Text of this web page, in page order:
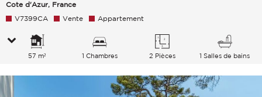
Cote d'Azur, France
V7399CA Vente Appartement
57 m² 1 Chambres 2 Pièces 1 Salles de bains